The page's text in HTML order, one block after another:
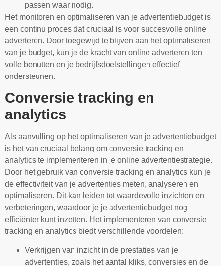
passen waar nodig.
Het monitoren en optimaliseren van je advertentiebudget is
een continu proces dat cruciaal is voor succesvolle online
adverteren. Door toegewijd te blijven aan het optimaliseren
van je budget, kun je de kracht van online adverteren ten
volle benutten en je bedrijfsdoelstellingen effectief
ondersteunen.
Conversie tracking en
analytics
Als aanvulling op het optimaliseren van je advertentiebudget
is het van cruciaal belang om conversie tracking en
analytics te implementeren in je online advertentiestrategie.
Door het gebruik van conversie tracking en analytics kun je
de effectiviteit van je advertenties meten, analyseren en
optimaliseren. Dit kan leiden tot waardevolle inzichten en
verbeteringen, waardoor je je advertentiebudget nog
efficiënter kunt inzetten. Het implementeren van conversie
tracking en analytics biedt verschillende voordelen:
Verkrijgen van inzicht in de prestaties van je
advertenties, zoals het aantal kliks, conversies en de